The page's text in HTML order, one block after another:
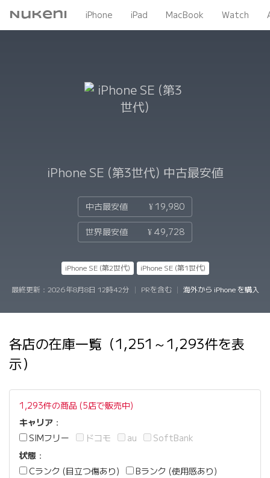
Nukeni iPhone iPad MacBook Watch
iPhone SE (第3世代) 中古最安値
中古最安値 ¥ 19,980
世界最安値 ¥ 49,728
iPhone SE (第2世代) iPhone SE (第1世代)
最終更新： 2026年8月8日 12時42分 PRを含む 海外から iPhone を購入
各店の在庫一覧（1,251～1,293件を表
示）
1,293件の商品 (5店で販売中)
キャリア ：
SIMフリー
ドコモ au
SoftBank
状態 ：
Cランク (目立つ傷あり)
Bランク (使用感あり)